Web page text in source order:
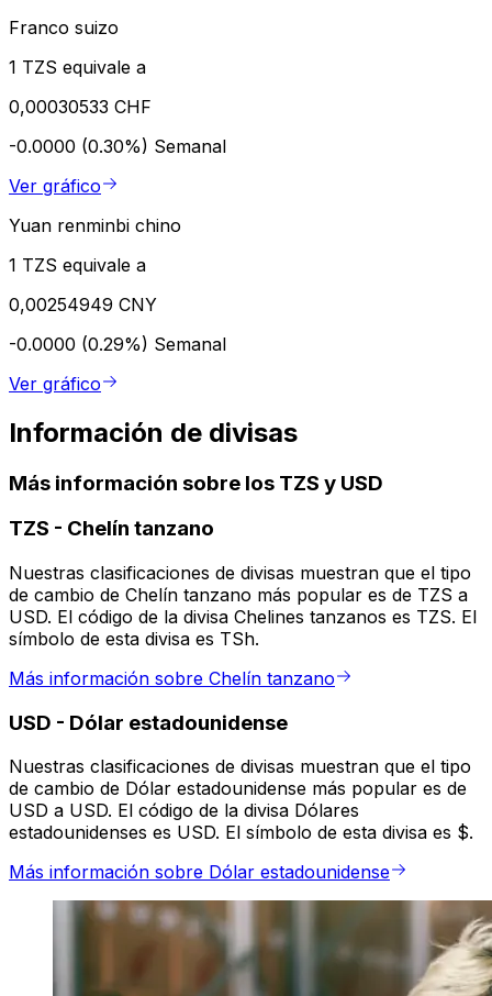
Franco suizo
1 TZS equivale a
0,00030533 CHF
-0.0000 (0.30%) Semanal
Ver gráfico
Yuan renminbi chino
1 TZS equivale a
0,00254949 CNY
-0.0000 (0.29%) Semanal
Ver gráfico
Información de divisas
Más información sobre los TZS y USD
TZS - Chelín tanzano
Nuestras clasificaciones de divisas muestran que el tipo
de cambio de Chelín tanzano más popular es de TZS a
USD. El código de la divisa Chelines tanzanos es TZS. El
símbolo de esta divisa es TSh.
Más información sobre Chelín tanzano
USD - Dólar estadounidense
Nuestras clasificaciones de divisas muestran que el tipo
de cambio de Dólar estadounidense más popular es de
USD a USD. El código de la divisa Dólares
estadounidenses es USD. El símbolo de esta divisa es $.
Más información sobre Dólar estadounidense